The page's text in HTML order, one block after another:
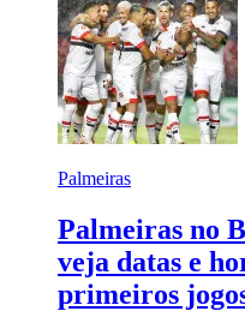
Palmeiras
Palmeiras no
veja datas e
primeiros